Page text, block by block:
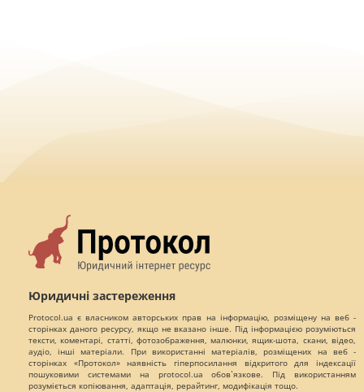
Юридичні застереження
Protocol.ua є власником авторських прав на інформацію, розміщену на веб -
сторінках даного ресурсу, якщо не вказано інше. Під інформацією розуміються
тексти, коментарі, статті, фотозображення, малюнки, ящик-шота, скани, відео,
аудіо, інші матеріали. При використанні матеріалів, розміщених на веб -
сторінках «Протокол» наявність гіперпосилання відкритого для індексації
пошуковими системами на protocol.ua обов`язкове. Під використанням
розуміється копіювання, адаптація, рерайтинг, модифікація тощо.